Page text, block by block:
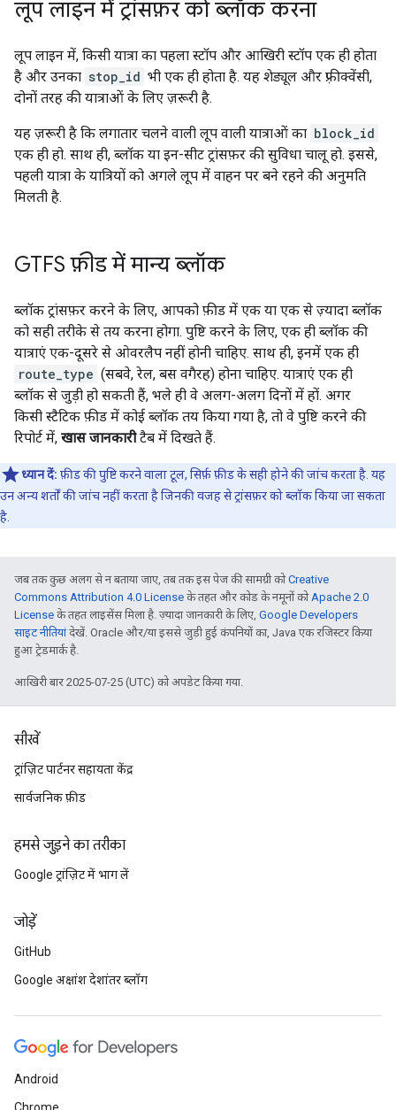
लूप लाइन में ट्रांसफ़र को ब्लॉक करना
लूप लाइन में, किसी यात्रा का पहला स्टॉप और आखिरी स्टॉप एक ही होता
है और उनका stop_id भी एक ही होता है. यह शेड्यूल और फ़्रीक्वेंसी,
दोनों तरह की यात्राओं के लिए ज़रूरी है.
यह ज़रूरी है कि लगातार चलने वाली लूप वाली यात्राओं का block_id
एक ही हो. साथ ही, ब्लॉक या इन-सीट ट्रांसफ़र की सुविधा चालू हो. इससे,
पहली यात्रा के यात्रियों को अगले लूप में वाहन पर बने रहने की अनुमति
मिलती है.
GTFS फ़ीड में मान्य ब्लॉक
ब्लॉक ट्रांसफ़र करने के लिए, आपको फ़ीड में एक या एक से ज़्यादा ब्लॉक
को सही तरीके से तय करना होगा. पुष्टि करने के लिए, एक ही ब्लॉक की
यात्राएं एक-दूसरे से ओवरलैप नहीं होनी चाहिए. साथ ही, इनमें एक ही
route_type (सबवे, रेल, बस वगैरह) होना चाहिए. यात्राएं एक ही
ब्लॉक से जुड़ी हो सकती हैं, भले ही वे अलग-अलग दिनों में हों. अगर
किसी स्टैटिक फ़ीड में कोई ब्लॉक तय किया गया है, तो वे पुष्टि करने की
रिपोर्ट में, खास जानकारीटैब में दिखते हैं.
ध्यान दें: फ़ीड की पुष्टि करने वाला टूल, सिर्फ़ फ़ीड के सही होने की जांच करता है. यह
उन अन्य शर्तों की जांच नहीं करता है जिनकी वजह से ट्रांसफ़र को ब्लॉक किया जा सकता
है.
जब तक कुछ अलग से न बताया जाए, तब तक इस पेज की सामग्री कोCreative
Commons Attribution 4.0 License के तहत और कोड के नमूनों कोApache 2.0
License के तहत लाइसेंस मिला है. ज़्यादा जानकारी के लिए, Google Developers
साइट नीतियांदेखें. Oracle और/या इससे जुड़ी हुई कंपनियों का, Java एक रजिस्टर किया
हुआ ट्रेडमार्क है.
आखिरी बार 2025-07-25 (UTC) को अपडेट किया गया.
सीखें
ट्रांज़िट पार्टनर सहायता केंद्र
सार्वजनिक फ़ीड
हमसे जुड़ने का तरीका
Google ट्रांज़िट में भाग लें
जोड़ें
GitHub
Google अक्षांश देशांतर ब्लॉग
Android